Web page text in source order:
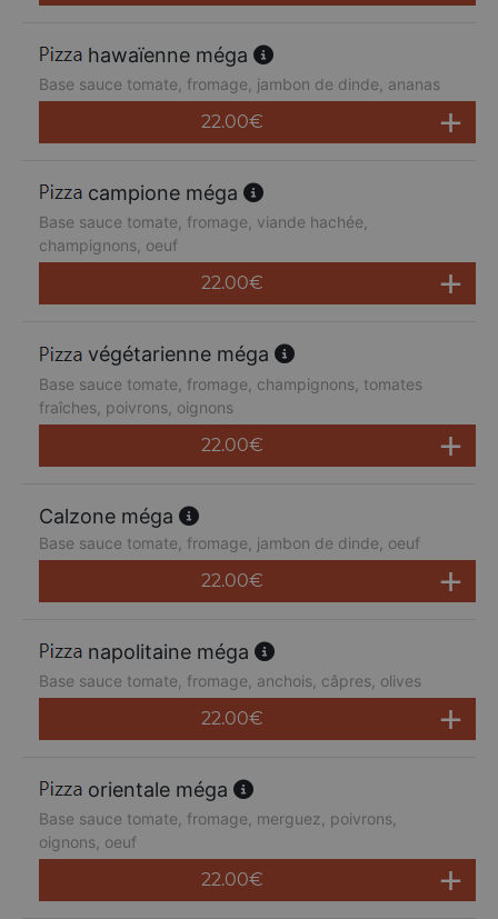
hawaïenne méga
Base sauce tomate, fromage, jambon de dinde, ananas
22.00€
campione méga
Base sauce tomate, fromage, viande hachée,
champignons, oeuf
22.00€
végétarienne méga
Base sauce tomate, fromage, champignons, tomates
fraîches, poivrons, oignons
22.00€
Calzone méga
Base sauce tomate, fromage, jambon de dinde, oeuf
22.00€
napolitaine méga
Base sauce tomate, fromage, anchois, câpres, olives
22.00€
orientale méga
Base sauce tomate, fromage, merguez, poivrons,
oignons, oeuf
22.00€